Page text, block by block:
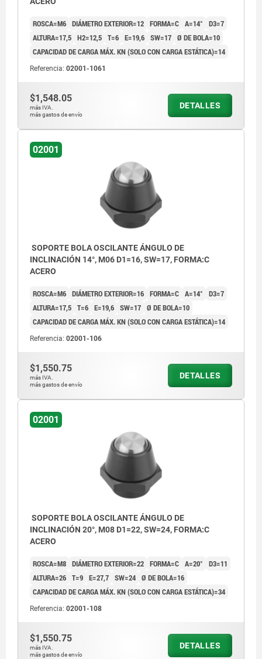
ROSCA=M6 DIÁMETRO EXTERIOR=12 FORMA=C Α=14°
D3=7
ALTURA=17,5 H2=12,5 T=6 E=19,6 SW=17 Ø DE BOLA=10
CAPACIDAD DE CARGA MÁX. KN (SOLO CON CARGA ESTÁTICA)=14
Referencia: 02001-1061
$1,548.05
más IVA.
más gastos de envío
DETALLES
02001
SOPORTE BOLA OSCILANTE ÁNGULO DE
INCLINACIÓN 14°, M06 D1=16, SW=17, FORMA:C
ACERO
ROSCA=M6 DIÁMETRO EXTERIOR=16 FORMA=C Α=14°
D3=7
ALTURA=17,5 T=6 E=19,6 SW=17 Ø DE BOLA=10
CAPACIDAD DE CARGA MÁX. KN (SOLO CON CARGA ESTÁTICA)=14
Referencia: 02001-106
$1,550.75
más IVA.
más gastos de envío
DETALLES
02001
SOPORTE BOLA OSCILANTE ÁNGULO DE
INCLINACIÓN 20°, M08 D1=22, SW=24, FORMA:C
ACERO
ROSCA=M8 DIÁMETRO EXTERIOR=22 FORMA=C Α=20°
D3=11
ALTURA=26 T=9 E=27,7 SW=24 Ø DE BOLA=16
CAPACIDAD DE CARGA MÁX. KN (SOLO CON CARGA ESTÁTICA)=34
Referencia: 02001-108
$1,550.75
más IVA.
más gastos de envío
DETALLES